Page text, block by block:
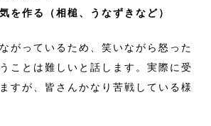
を作る（相槌、うなずきなど）
がっているため、笑いながら怒った
ことは難しいと話します。実際に受
すが、皆さんかなり苦戦している様